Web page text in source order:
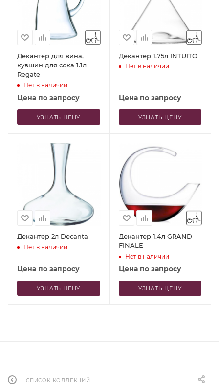
Декантер для вина,
кувшин для сока 1.1л
Regate
Нет в наличии
Цена по запросу
УЗНАТЬ ЦЕНУ
Декантер 1.75л INTUITO
Нет в наличии
Цена по запросу
УЗНАТЬ ЦЕНУ
Декантер 2л Decanta
Нет в наличии
Цена по запросу
УЗНАТЬ ЦЕНУ
Декантер 1.4л GRAND
FINALE
Нет в наличии
Цена по запросу
УЗНАТЬ ЦЕНУ
СПИСОК КОЛЛЕКЦИЙ